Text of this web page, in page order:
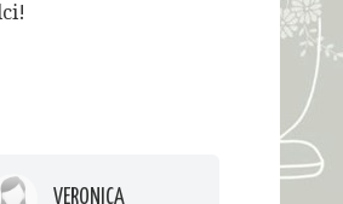
VERONICA